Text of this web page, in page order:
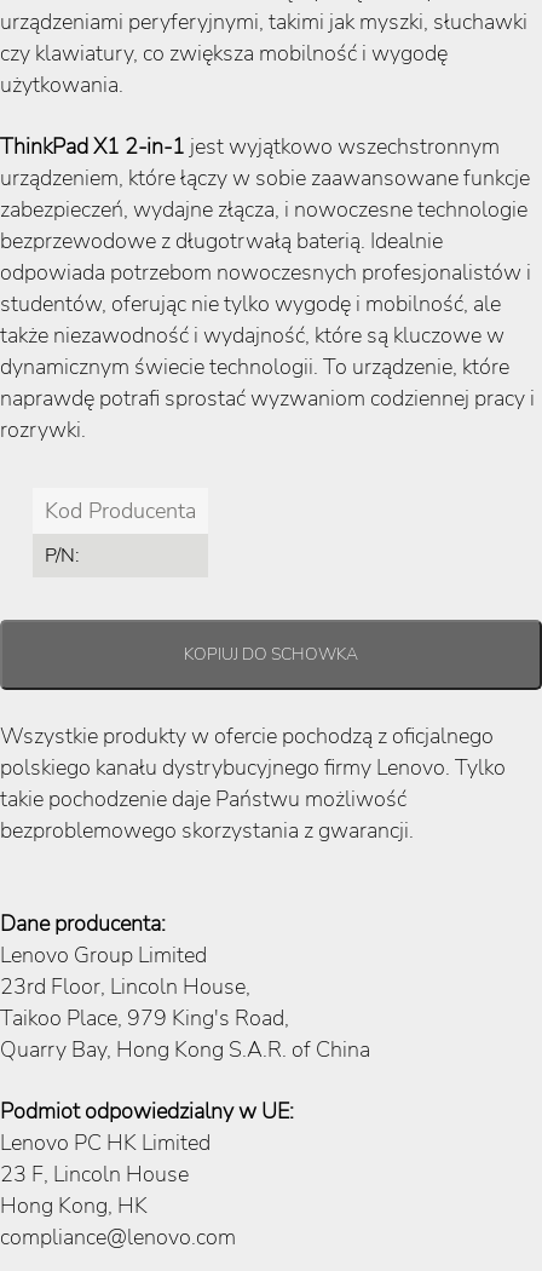
urządzeniami peryferyjnymi, takimi jak myszki, słuchawki
czy klawiatury, co zwiększa mobilność i wygodę
użytkowania.
ThinkPad X1 2-in-1 jest wyjątkowo wszechstronnym
urządzeniem, które łączy w sobie zaawansowane funkcje
zabezpieczeń, wydajne złącza, i nowoczesne technologie
bezprzewodowe z długotrwałą baterią. Idealnie
odpowiada potrzebom nowoczesnych profesjonalistów i
studentów, oferując nie tylko wygodę i mobilność, ale
także niezawodność i wydajność, które są kluczowe w
dynamicznym świecie technologii. To urządzenie, które
naprawdę potrafi sprostać wyzwaniom codziennej pracy i
rozrywki.
Kod Producenta
P/N:
Wszystkie produkty w ofercie pochodzą z oficjalnego
polskiego kanału dystrybucyjnego firmy Lenovo. Tylko
takie pochodzenie daje Państwu możliwość
bezproblemowego skorzystania z gwarancji.
Dane producenta:
Lenovo Group Limited
23rd Floor, Lincoln House,
Taikoo Place, 979 King's Road,
Quarry Bay, Hong Kong S.A.R. of China
Podmiot odpowiedzialny w UE:
Lenovo PC HK Limited
23 F, Lincoln House
Hong Kong, HK
compliance@lenovo.com